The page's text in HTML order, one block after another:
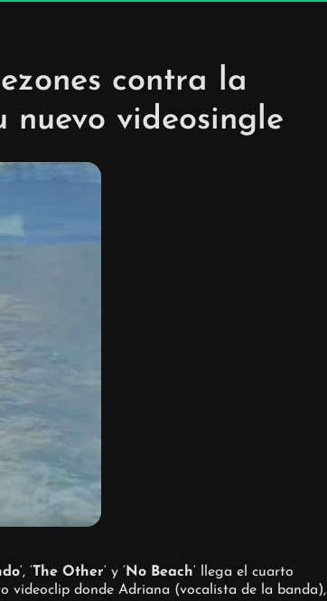
contra la
nuevo videosingle
‘, ‘The Other‘ y ‘ No Beach‘ llega el cuarto
videoclip donde Adriana (vocalista de la banda),